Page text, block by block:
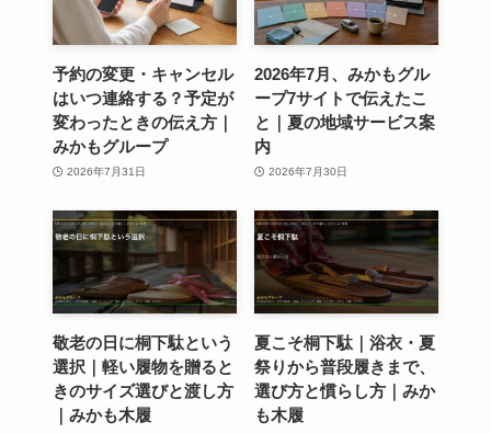
予約の変更・キャンセル
はいつ連絡する？予定が
変わったときの伝え方｜
みかもグループ
2026年7月31日
2026年7月、みかもグル
ープ7サイトで伝えたこ
と｜夏の地域サービス案
内
2026年7月30日
敬老の日に桐下駄という
選択｜軽い履物を贈ると
きのサイズ選びと渡し方
｜みかも木履
夏こそ桐下駄｜浴衣・夏
祭りから普段履きまで、
選び方と慣らし方｜みか
も木履